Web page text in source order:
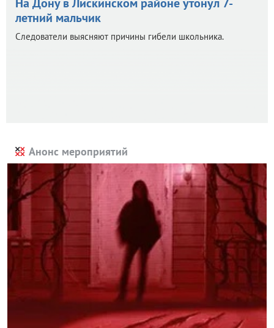
летний мальчик
Следователи выясняют причины гибели школьника.
Анонс мероприятий